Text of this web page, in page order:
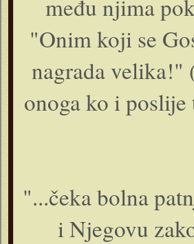
među njima
"Onim koji se
nagrada velika!"
onoga ko i
"...čeka bolna
i Njegovu